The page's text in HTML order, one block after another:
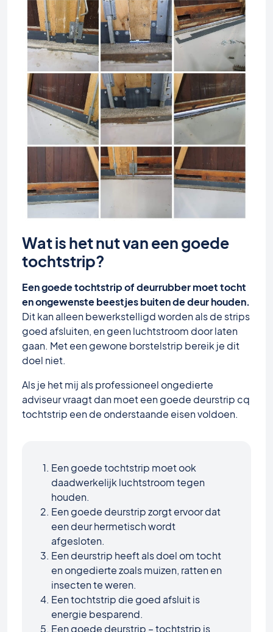
Wat is het nut van een goede
tochtstrip?
Een goede tochtstrip of deurrubber moet tocht
en ongewenste beestjes buiten de deur houden.
Dit kan alleen bewerkstelligd worden als de strips
goed afsluiten, en geen luchtstroom door laten
gaan. Met een gewone borstelstrip bereik je dit
doel niet.
Als je het mij als professioneel ongedierte
adviseur vraagt dan moet een goede deurstrip cq
tochtstrip een de onderstaande eisen voldoen.
Een goede tochtstrip moet ook
daadwerkelijk luchtstroom tegen
houden.
Een goede deurstrip zorgt ervoor dat
een deur hermetisch wordt
afgesloten.
Een deurstrip heeft als doel om tocht
en ongedierte zoals muizen, ratten en
insecten te weren.
Een tochtstrip die goed afsluit is
energie besparend.
Een goede deurstrip – tochtstrip is